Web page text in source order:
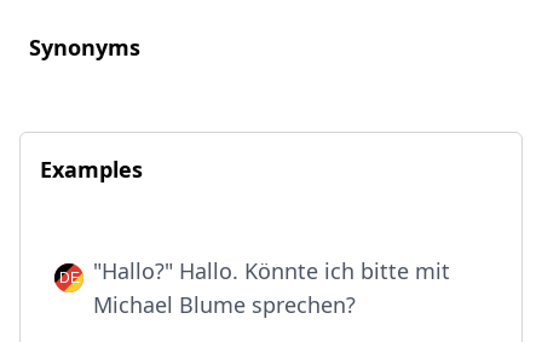
Synonyms
Examples
"Hallo?" Hallo. Könnte ich bitte mit
Michael Blume sprechen?